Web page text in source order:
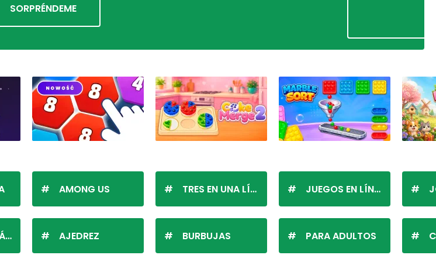
SORPRÉNDEME
AMONG US
AJEDREZ
TRES EN UNA LÍNEA
BURBUJAS
JUEGOS EN LÍNEA
PARA ADULTOS